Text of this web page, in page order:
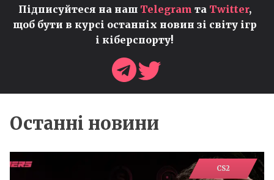
Підписуйтеся на наш Telegram та Twitter,
щоб бути в курсі останніх новин зі світу ігр
і кіберспорту!
Останні новини
CS2